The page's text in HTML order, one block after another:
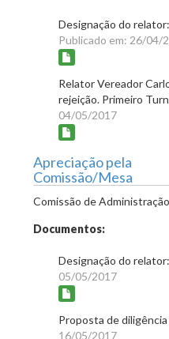
Designação do
Publicado em: 26/04/
Relator Vereador
rejeição. Primeiro
04/05/2017
Apreciação pela
Comissão/Mesa
Comissão de
Documentos:
Designação do
05/05/2017
Proposta de diligência
16/05/2017